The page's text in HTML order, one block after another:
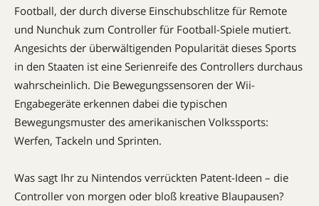
Football, der durch diverse Einschubschlitze für Remote
und Nunchuk zum Controller für Football-Spiele mutiert.
Angesichts der überwältigenden Popularität dieses Sports
in den Staaten ist eine Serienreife des Controllers durchaus
wahrscheinlich. Die Bewegungssensoren der Wii-
Engabegeräte erkennen dabei die typischen
Bewegungsmuster des amerikanischen Volkssports:
Werfen, Tackeln und Sprinten.
Was sagt Ihr zu Nintendos verrückten Patent-Ideen – die
Controller von morgen oder bloß kreative Blaupausen?